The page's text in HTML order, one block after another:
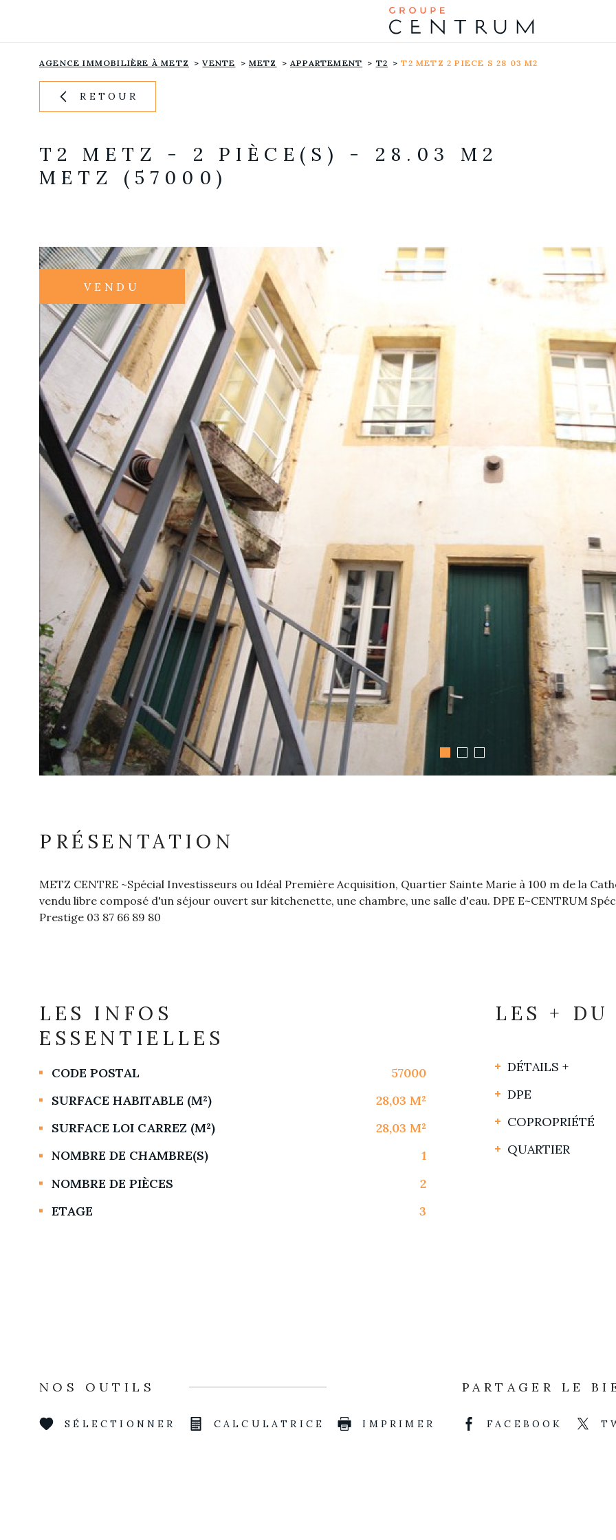
:la
recherche
menu
principal
contenu
AGENCE IMMOBILIÈRE À METZ VENTE METZ APPARTEMENT T2 T2 METZ 2 PIECE S 28 03 M2
RETOUR
T2 METZ - 2 PIÈCE(S) - 28.03 M2
METZ (57000)
VENDU
PRÉSENTATION
METZ CENTRE ~Spécial Investisseurs ou Idéal Première Acquisition, Quartier Sainte Marie à 100 m de la
vendu libre composé d'un séjour ouvert sur kitchenette, une chambre, une salle d'eau. DPE E~CENTRUM
Prestige 03 87 66 89 80
LES INFOS
ESSENTIELLES
Caractérisque Valeurs
CODE POSTAL
57000
SURFACE HABITABLE (M²)
28,03 M²
SURFACE LOI CARREZ (M²)
28,03 M²
NOMBRE DE CHAMBRE(S)
1
NOMBRE DE PIÈCES
2
ETAGE
3
LES +
DÉTAILS +
DPE
COPROPRIÉTÉ
QUARTIER
NOS OUTILS
SÉLECTIONNER CALCULATRICE IMPRIMER
PARTAGER LE
FACEBOOK